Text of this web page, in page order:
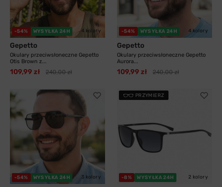
-54% WYSYŁKA 24H 4 kolory
Gepetto
Okulary przeciwsłoneczne Gepetto
Otis Brown z...
109,99 zł 240,00 zł
-54% WYSYŁKA 24H 4 kolory
Gepetto
Okulary przeciwsłoneczne Gepetto
Aurora...
109,99 zł 240,00 zł
-54% WYSYŁKA 24H 3 kolory
PRZYMIERZ
-8% WYSYŁKA 24H 2 kolory